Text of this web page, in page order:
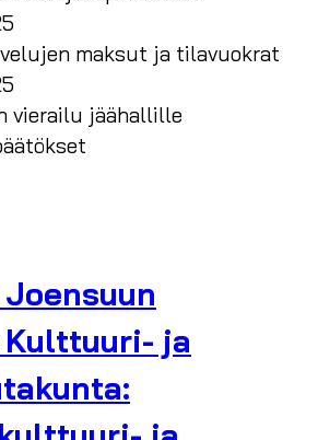
maksut ja tilavuokrat
vierailu jäähallille
Joensuun
Kulttuuri- ja